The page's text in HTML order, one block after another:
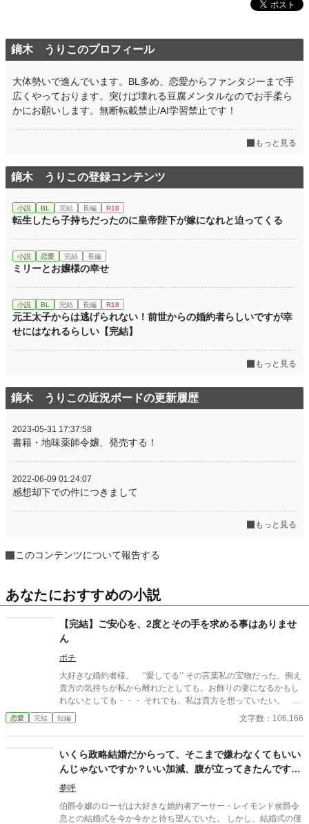
鏑木 うりこのプロフィール
大体勢いで進んでいます。BL多め、恋愛からファンタジーまで手
広くやっております。突けば壊れる豆腐メンタルなのでお手柔ら
かにお願いします。無断転載禁止/AI学習禁止です！
もっと見る
鏑木 うりこの登録コンテンツ
小説 BL 完結 長編 R18
転生したら子持ちだったのに皇帝陛下が嫁になれと迫ってくる
小説 恋愛 完結 長編
ミリーとお嬢様の幸せ
小説 BL 完結 長編 R18
元王太子からは逃げられない！前世からの婚約者らしいですが幸
せにはなれるらしい【完結】
もっと見る
鏑木 うりこの近況ボードの更新履歴
2023-05-31 17:37:58
書籍・地味薬師令嬢、発売する！
2022-06-09 01:24:07
感想却下での件につきまして
もっと見る
このコンテンツについて報告する
あなたにおすすめの小説
【完結】ご安心を、2度とその手を求める事はありませ
ん
ポチ
大好きな婚約者様。 ‘’愛してる‘’ その言葉私の宝物だった。例え
貴方の気持ちが私から離れたとしても。お飾りの妻になるかもし
れないとしても・・・ それでも、私は貴方を想っていたい。 独
り過ごす刻もそれだけで幸せを感じられた。たった一つの希望
恋愛 完結 短編 文字数：106,166
いくら政略結婚だからって、そこまで嫌わなくてもいい
んじゃないですか？いい加減、腹が立ってきたんですけ
ど！
夢呼
伯爵令嬢のローゼは大好きな婚約者アーサー・レイモンド侯爵令
息との結婚式を今か今かと待ち望んでいた。 しかし、結婚式の僅